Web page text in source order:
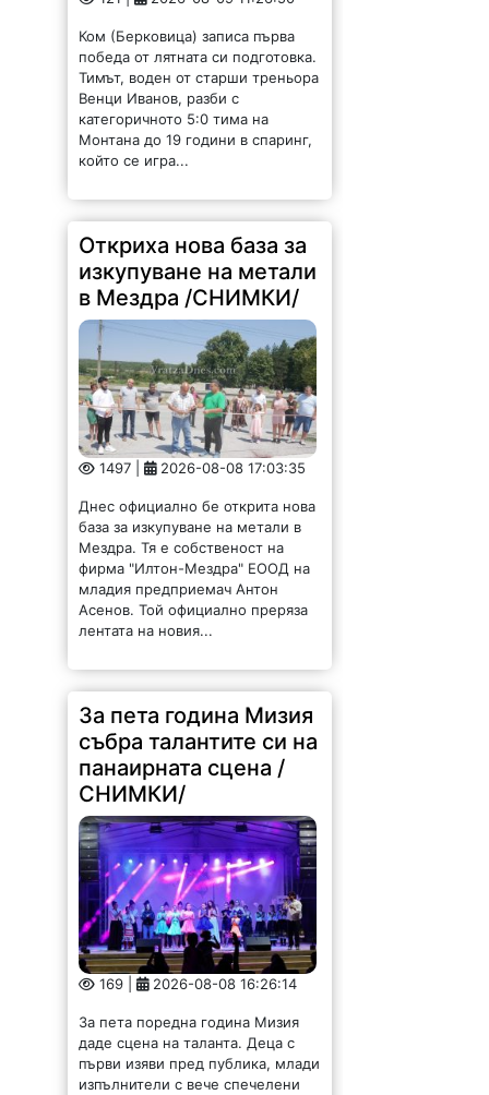
Ком (Берковица) записа първа
победа от лятната си подготовка.
Тимът, воден от старши треньора
Венци Иванов, разби с
категоричното 5:0 тима на
Монтана до 19 години в спаринг,
който се игра...
Откриха нова база за
изкупуване на метали
в Мездра /СНИМКИ/
1497 | 2026-08-08 17:03:35
Днес официално бе открита нова
база за изкупуване на метали в
Мездра. Тя е собственост на
фирма "Илтон-Мездра" ЕООД на
младия предприемач Антон
Асенов. Той официално преряза
лентата на новия...
За пета година Мизия
събра талантите си на
панаирната сцена /
СНИМКИ/
169 | 2026-08-08 16:26:14
За пета поредна година Мизия
даде сцена на таланта. Деца с
първи изяви пред публика, млади
изпълнители с вече спечелени